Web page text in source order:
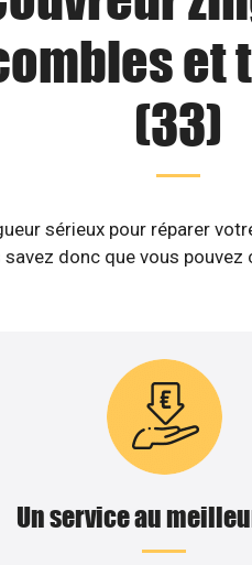
et
(33)
sérieux pour réparer
savez donc que vous pouvez
Un service au